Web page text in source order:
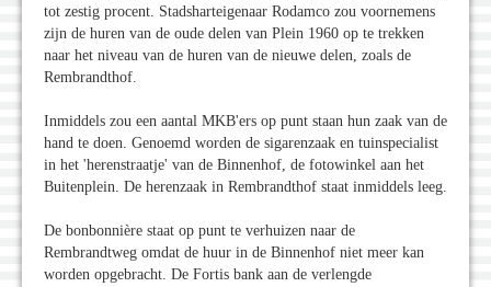
tot zestig procent. Stadsharteigenaar Rodamco zou voornemens
zijn de huren van de oude delen van Plein 1960 op te trekken
naar het niveau van de huren van de nieuwe delen, zoals de
Rembrandthof.
Inmiddels zou een aantal MKB'ers op punt staan hun zaak van de
hand te doen. Genoemd worden de sigarenzaak en tuinspecialist
in het 'herenstraatje' van de Binnenhof, de fotowinkel aan het
Buitenplein. De herenzaak in Rembrandthof staat inmiddels leeg.
De bonbonnière staat op punt te verhuizen naar de
Rembrandtweg omdat de huur in de Binnenhof niet meer kan
worden opgebracht. De Fortis bank aan de verlengde